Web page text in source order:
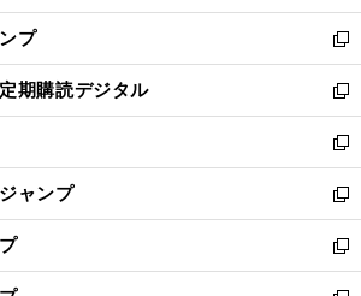
開
く
ウ
で
開
く
ン
ド
ウ
で
開
く
ウ
ィ
ン
ド
ウ
で
開
く
プ
新
し
い
ウ
ィ
ン
ド
ウ
で
開
期購読デジタル
新
し
い
ウ
ィ
ン
ド
ウ
新
し
い
ウ
ィ
ン
ャンプ
新
し
い
ウ
新
し